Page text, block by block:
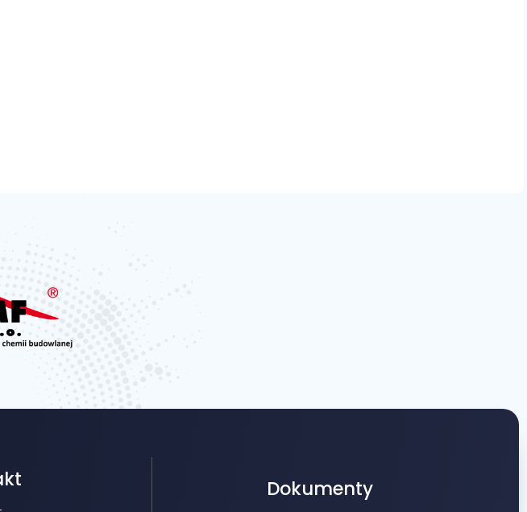
Dokumenty